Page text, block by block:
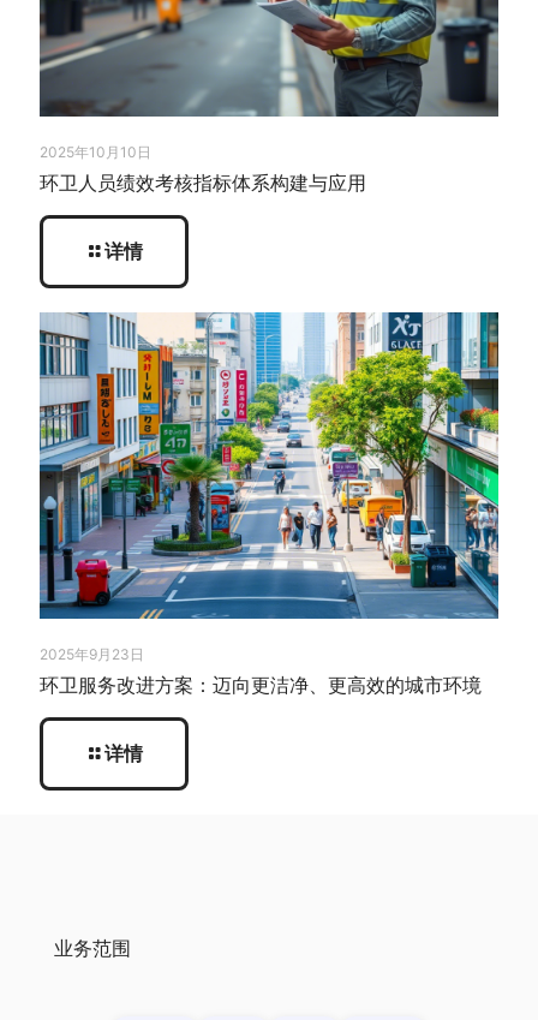
2025年10月10日
环卫人员绩效考核指标体系构建与应用
详情
2025年9月23日
环卫服务改进方案：迈向更洁净、更高效的城市环境
详情
业务范围